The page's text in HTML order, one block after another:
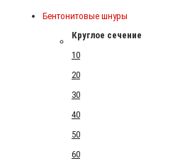
Бентонитовые шнуры
Круглое сечение
10
20
30
40
50
60